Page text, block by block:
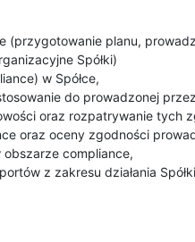
(przygotowanie planu,
Spółki)
w Spółce,
do prowadzonej
oraz rozpatrywanie tych
oraz oceny zgodności
compliance,
z zakresu działania